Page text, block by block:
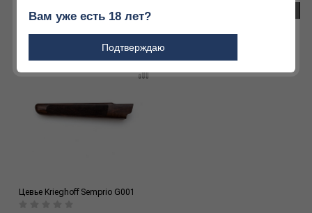
Цевье Krieghoff Semprio G001
Вам уже есть 18 лет?
Подтверждаю